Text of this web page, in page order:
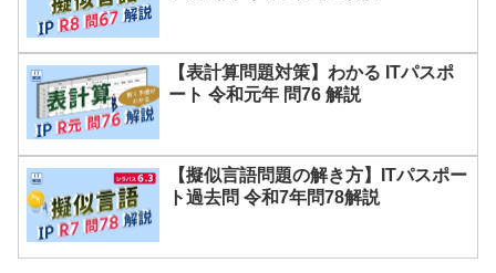
【表計算問題対策】わかる ITパスポ
ート 令和元年 問76 解説
【擬似言語問題の解き方】ITパスポー
ト過去問 令和7年問78解説